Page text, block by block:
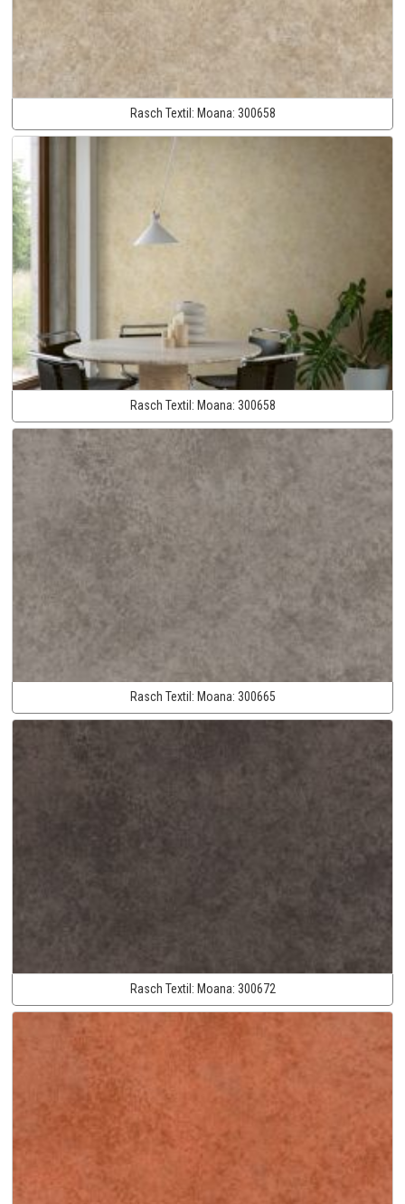
Rasch Textil: Moana: 300658
Rasch Textil: Moana: 300658
Rasch Textil: Moana: 300665
Rasch Textil: Moana: 300672